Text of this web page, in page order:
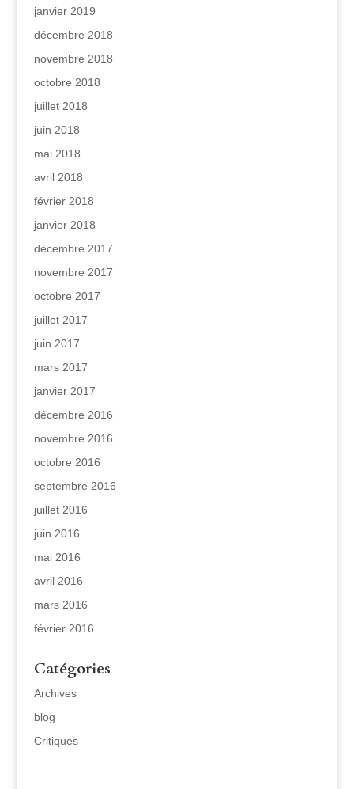
janvier 2019
décembre 2018
novembre 2018
octobre 2018
juillet 2018
juin 2018
mai 2018
avril 2018
février 2018
janvier 2018
décembre 2017
novembre 2017
octobre 2017
juillet 2017
juin 2017
mars 2017
janvier 2017
décembre 2016
novembre 2016
octobre 2016
septembre 2016
juillet 2016
juin 2016
mai 2016
avril 2016
mars 2016
février 2016
Catégories
Archives
blog
Critiques